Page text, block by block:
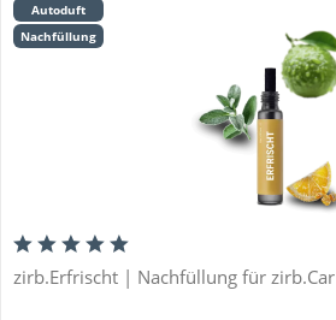
Autoduft
Nachfüllung
zirb.Erfrischt | Nachfüllung für zirb.Car